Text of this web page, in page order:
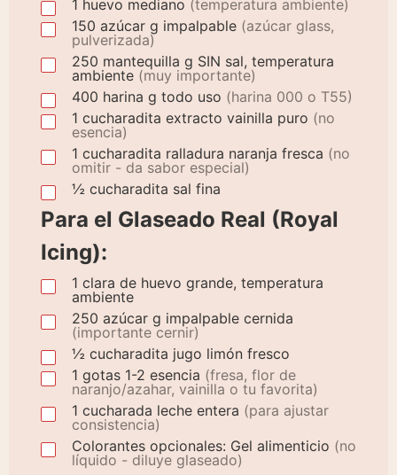
1 huevo mediano (temperatura ambiente)
150 azúcarg impalpable (azúcar glass,
pulverizada)
250 mantequilla g SIN sal, temperatura
ambiente (muy importante)
400 harina g todo uso (harina 000 o T55)
1 cucharadita extracto vainilla puro (no
esencia)
1 cucharadita ralladura naranja fresca (no
omitir - da sabor especial)
½ cucharadita sal fina
Para el Glaseado Real (Royal
Icing):
1 clara de huevo grande, temperatura
ambiente
250 azúcarg impalpable cernida
(importante cernir)
½ cucharadita jugo limón fresco
1 gotas1-2 esencia (fresa, flor de
naranjo/azahar, vainilla o tu favorita)
1 cucharada leche entera (para ajustar
consistencia)
Colorantes opcionales: Gel alimenticio (no
líquido - diluye glaseado)